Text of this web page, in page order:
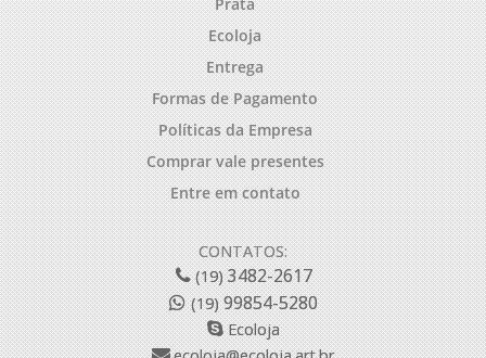
Ecoloja
Entrega
Formas de Pagamento
Políticas da Empresa
Comprar vale presentes
Entre em contato
CONTATOS:
(19)3482-2617
(19)99854-5280
Ecoloja